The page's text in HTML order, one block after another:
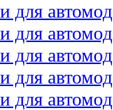
для
для
для
для
для